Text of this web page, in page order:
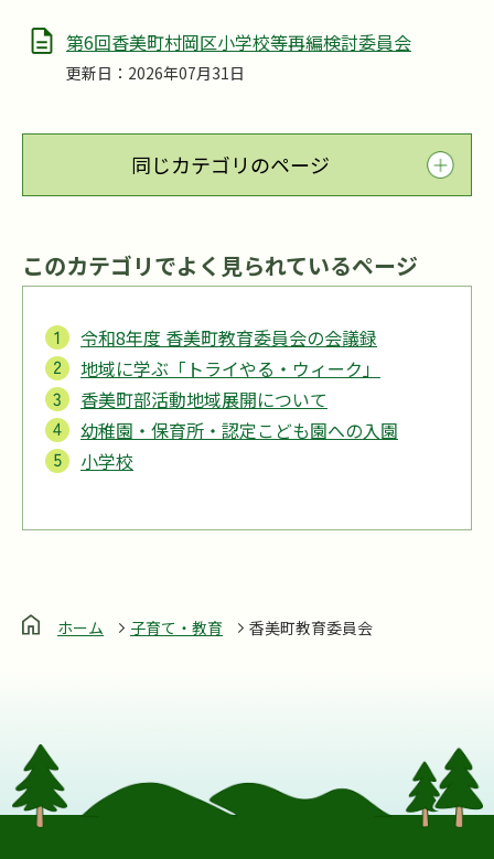
第6回香美町村岡区小学校等再編検討委員会
更新日：2026年07月31日
同じカテゴリのページ
このカテゴリでよく見られているページ
令和8年度 香美町教育委員会の会議録
地域に学ぶ「トライやる・ウィーク」
香美町部活動地域展開について
幼稚園・保育所・認定こども園への入園
小学校
ホーム 子育て・教育 香美町教育委員会